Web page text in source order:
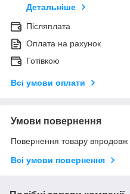
Детальніше
Післяплата
Оплата на рахунок
Готівкою
Всі умови оплати
Умови повернення
Повернення товару впродовж
Всі умови повернення